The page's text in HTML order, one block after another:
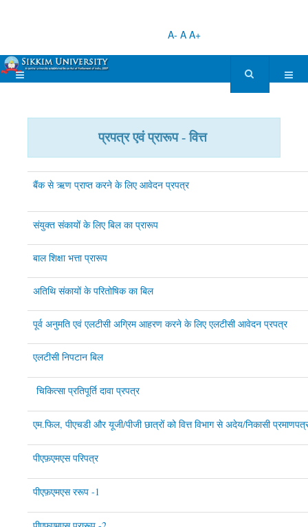
A- A A+
प्रपत्र एवं प्रारूप - वित्त
बैंक से ऋण प्राप्त करने के लिए आवेदन प्रपत्र
संयुक्त संकायों के लिए बिल का प्रारूप
बाल शिक्षा भत्ता प्रारूप
अतिथि संकायों के परितोषिक का बिल
पूर्व अनुमति एवं एलटीसी अग्रिम आहरण करने के लिए एलटीसी आवेदन प्रपत्र
एलटीसी निपटान बिल
चिकित्सा प्रतिपूर्ति दावा प्रपत्र
एम.फिल, पीएचडी और यूजी/पीजी छात्रों को वित्त विभाग से अदेय/निकासी
पीएफ़एमएस परिपत्र
पीएफ़एमएस ररूप -1